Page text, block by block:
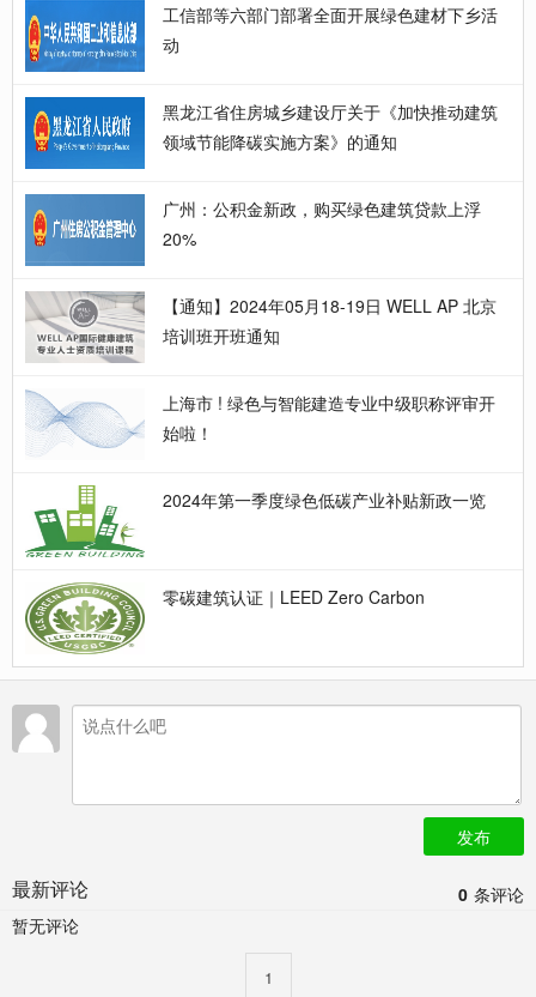
工信部等六部门部署全面开展绿色建材下乡活
动
黑龙江省住房城乡建设厅关于《加快推动建筑
领域节能降碳实施方案》的通知
广州：公积金新政，购买绿色建筑贷款上浮
20%
【通知】2024年05月18-19日 WELL AP 北京
培训班开班通知
上海市 ! 绿色与智能建造专业中级职称评审开
始啦！
2024年第一季度绿色低碳产业补贴新政一览
零碳建筑认证｜LEED Zero Carbon
发布
0 条评论
最新评论
暂无评论
1